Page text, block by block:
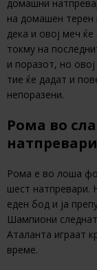
домашни
на домашен терен
дека и овој меч
токму на
и поразот, но
тие ќе дадат и
непоразени.
Рома во
натпревари
Рома е во лоша
шест натпревари.
еден бод и ја
Шампиони
Аталанта играат
време.